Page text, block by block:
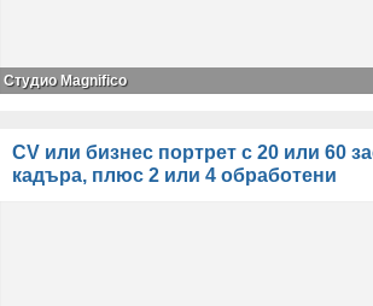
Студио Magnifico
CV или бизнес портрет с 20 или 60
кадъра, плюс 2 или 4 обработени